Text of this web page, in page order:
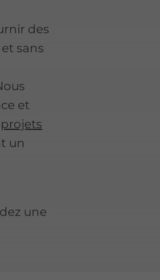
des
sans
et
projets
un
une